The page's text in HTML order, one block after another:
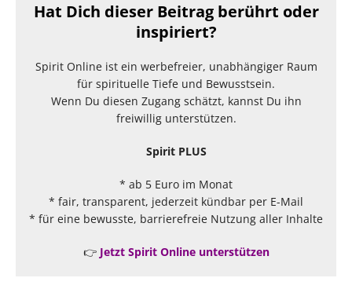
Hat Dich dieser Beitrag berührt oder
inspiriert?
Spirit Online ist ein werbefreier, unabhängiger Raum
für spirituelle Tiefe und Bewusstsein.
Wenn Du diesen Zugang schätzt, kannst Du ihn
freiwillig unterstützen.
Spirit PLUS
* ab 5 Euro im Monat
* fair, transparent, jederzeit kündbar per E-Mail
* für eine bewusste, barrierefreie Nutzung aller Inhalte
👉 Jetzt Spirit Online unterstützen